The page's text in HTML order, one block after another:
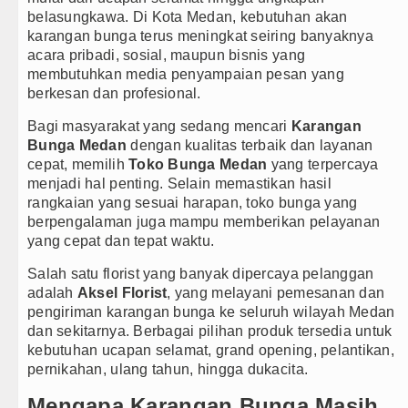
Bupati Taput Sambut Kunjungan Kapolda Sumut
Gubsu Bobby Prioritaskan Infrastruktur Nias Utara,
Masyarakat Desak APH Bongkar Penadah Kayu
Dewan Usul BUMD Sumut Kelola Rumput Laut Nias
Dugaan Penyimpangan Dana BOS TA 2025, Jurnalis
Risiko Tertular HIV/AIDS Melalui Hubungan Seksual
PSG vs Manchester United Laga Persahabatan di
Juventus vs Inter Milan Persahabatan di Optus
Real Madrid Tandang ke Ferencvaros Persahabatan
belasungkawa. Di Kota Medan, kebutuhan akan
karangan bunga terus meningkat seiring banyaknya
acara pribadi, sosial, maupun bisnis yang
membutuhkan media penyampaian pesan yang
berkesan dan profesional.
Bagi masyarakat yang sedang mencari Karangan
Bunga Medan dengan kualitas terbaik dan layanan
cepat, memilihToko Bunga Medan yang terpercaya
menjadi hal penting. Selain memastikan hasil
rangkaian yang sesuai harapan, toko bunga yang
berpengalaman juga mampu memberikan pelayanan
yang cepat dan tepat waktu.
Salah satu florist yang banyak dipercaya pelanggan
adalah Aksel Florist, yang melayani pemesanan dan
pengiriman karangan bunga ke seluruh wilayah Medan
dan sekitarnya. Berbagai pilihan produk tersedia untuk
kebutuhan ucapan selamat, grand opening, pelantikan,
pernikahan, ulang tahun, hingga dukacita.